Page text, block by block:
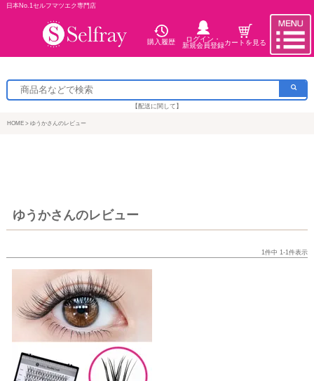
日本No.1セルフマツエク専門店
購入履歴
ログイン・
新規会員登録カートを見る
【配送に関して】
HOME ゆうかさんのレビュー
ゆうかさんのレビュー
1件中 1-1件表示